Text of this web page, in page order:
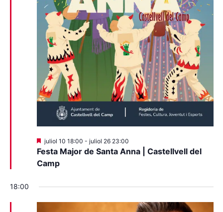
Festa Major de Santa Anna | Castellvell del
Camp
Destacats
juliol 10 18:00 - juliol 26 23:00
18:00